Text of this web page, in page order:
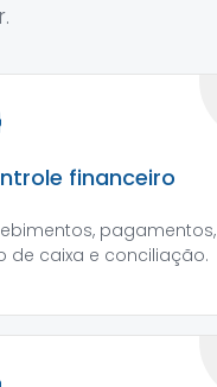
financeiro
pagamentos,
de caixa e conciliação.